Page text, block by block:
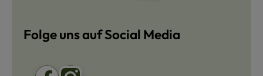
Folge uns auf Social Media